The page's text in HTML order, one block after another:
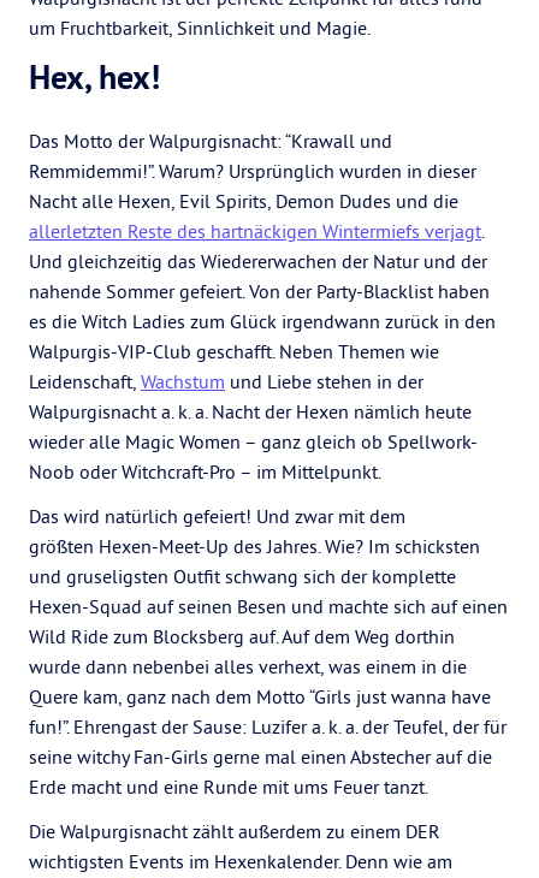
um Fruchtbarkeit, Sinnlichkeit und Magie.
Hex, hex!
Das Motto der Walpurgisnacht: “Krawall und
Remmidemmi!”. Warum? Ursprünglich wurden in dieser
Nacht alle Hexen, Evil Spirits, Demon Dudes und die
allerletzten Reste des hartnäckigen Wintermiefs verjagt.
Und gleichzeitig das Wiedererwachen der Natur und der
nahende Sommer gefeiert. Von der Party-Blacklist haben
es die Witch Ladies zum Glück irgendwann zurück in den
Walpurgis-VIP-Club geschafft. Neben Themen wie
Leidenschaft, Wachstum und Liebe stehen in der
Walpurgisnacht a. k. a. Nacht der Hexen nämlich heute
wieder alle Magic Women – ganz gleich ob Spellwork-
Noob oder Witchcraft-Pro – im Mittelpunkt.
Das wird natürlich gefeiert! Und zwar mit dem
größten Hexen-Meet-Up des Jahres. Wie? Im schicksten
und gruseligsten Outfit schwang sich der komplette
Hexen-Squad auf seinen Besen und machte sich auf einen
Wild Ride zum Blocksberg auf. Auf dem Weg dorthin
wurde dann nebenbei alles verhext, was einem in die
Quere kam, ganz nach dem Motto “Girls just wanna have
fun!”. Ehrengast der Sause: Luzifer a. k. a. der Teufel, der für
seine witchy Fan-Girls gerne mal einen Abstecher auf die
Erde macht und eine Runde mit ums Feuer tanzt.
Die Walpurgisnacht zählt außerdem zu einem DER
wichtigsten Events im Hexenkalender. Denn wie am